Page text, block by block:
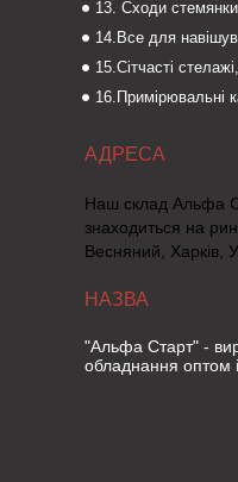
13. Сходи стемянки
14.Все для
15.Сітчасті
16.Примірювальні
Наш склад Альфа
знаходиться на
Весняний, Харків,
"Альфа Старт" -
обладнання оптом